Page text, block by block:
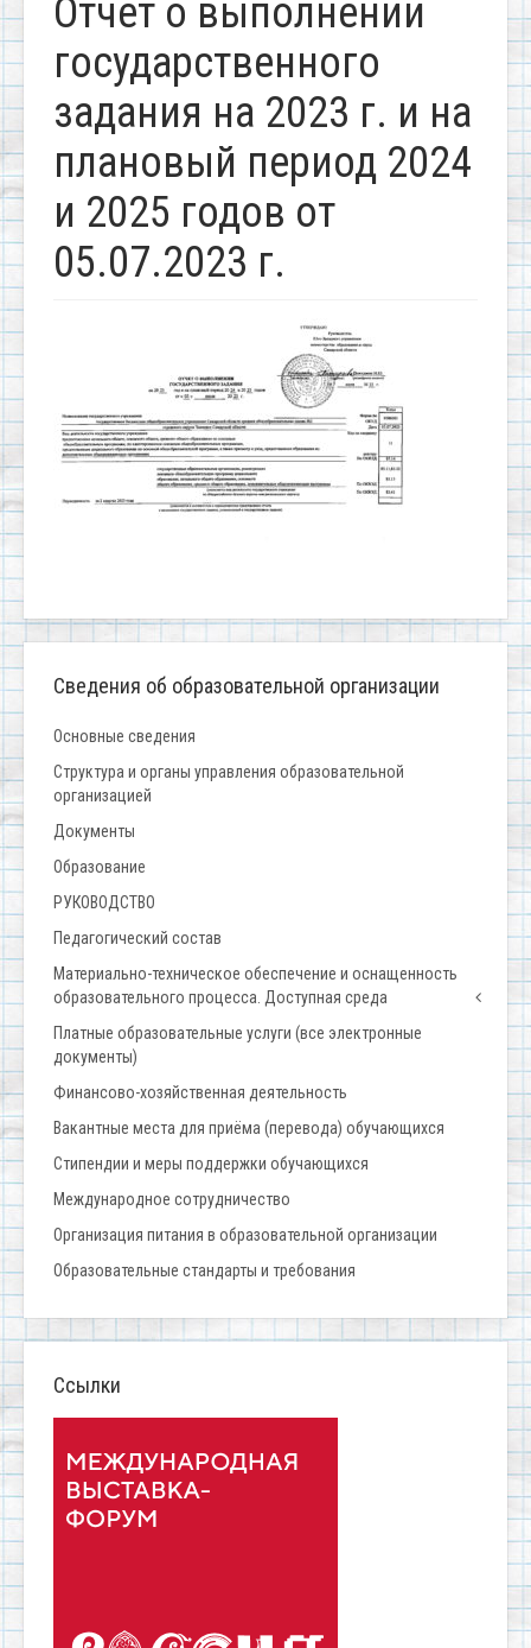
Отчет о выполнении
государственного
задания на 2023 г. и на
плановый период 2024
и 2025 годов от
05.07.2023 г.
Сведения об образовательной организации
Основные сведения
Структура и органы управления образовательной
организацией
Документы
Образование
РУКОВОДСТВО
Педагогический состав
Материально-техническое обеспечение и оснащенность
образовательного процесса. Доступная среда
Платные образовательные услуги (все электронные
документы)
Финансово-хозяйственная деятельность
Вакантные места для приёма (перевода) обучающихся
Стипендии и меры поддержки обучающихся
Международное сотрудничество
Организация питания в образовательной организации
Образовательные стандарты и требования
Ссылки